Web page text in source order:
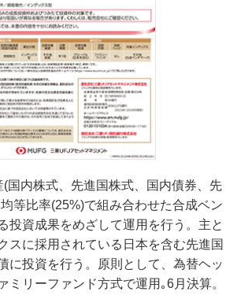
国内株式、先進国株式、国内債券、先
等比率(25%)で組み合わせた合成ベン
投資成果をめざして運用を行う。主と
スに採用されている日本を含む先進国
に投資を行う。原則として、為替ヘッ
ミリーファンド方式で運用｡6月決算。